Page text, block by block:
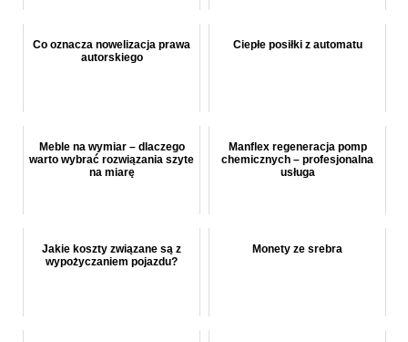
Co oznacza nowelizacja prawa
autorskiego
Ciepłe posiłki z automatu
Meble na wymiar – dlaczego
warto wybrać rozwiązania szyte
na miarę
Manflex regeneracja pomp
chemicznych – profesjonalna
usługa
Jakie koszty związane są z
wypożyczaniem pojazdu?
Monety ze srebra